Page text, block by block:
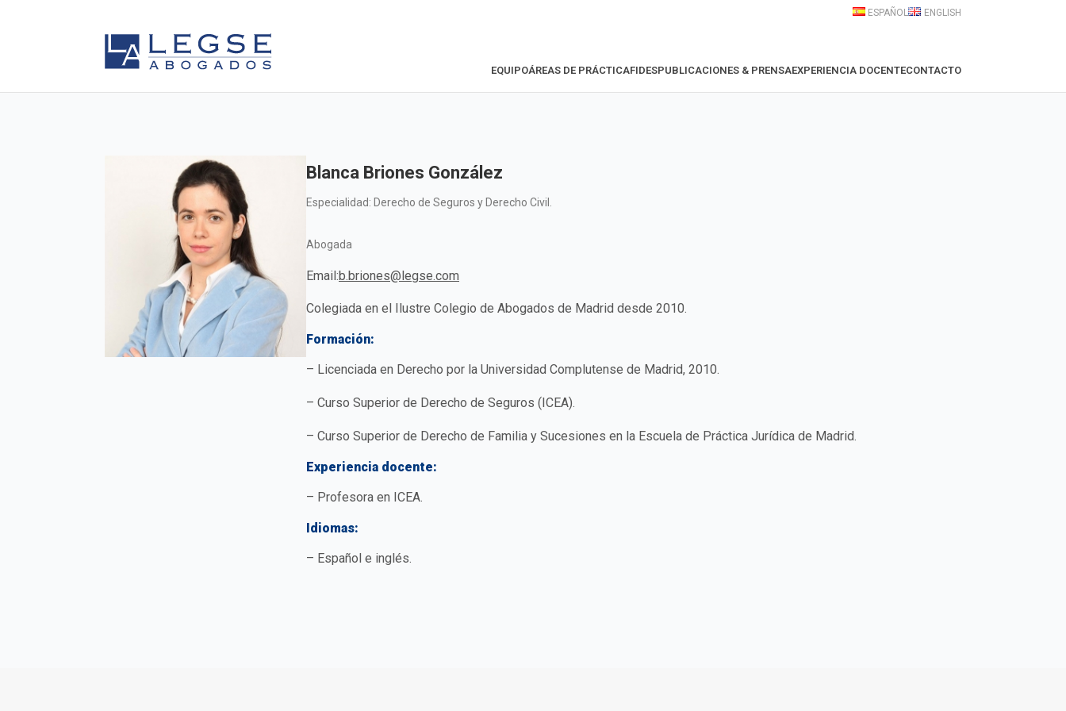
ESPAÑOL ENGLISH
EQUIPOÁREAS DE PRÁCTICAFIDESPUBLICACIONES & PRENSAEXPERIENCIA DOCENTECONTACTO
Blanca Briones González
Especialidad: Derecho de Seguros y Derecho Civil.
Abogada
Email:b.briones@legse.com
Colegiada en el Ilustre Colegio de Abogados de Madrid desde 2010.
Formación:
– Licenciada en Derecho por la Universidad Complutense de Madrid, 2010.
– Curso Superior de Derecho de Seguros (ICEA).
– Curso Superior de Derecho de Familia y Sucesiones en la Escuela de Práctica Jurídica de Madrid.
Experiencia docente:
– Profesora en ICEA.
Idiomas:
– Español e inglés.